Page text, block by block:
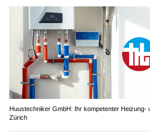
Huustechniker GmbH: Ihr kompetenter Heizung-
Zürich